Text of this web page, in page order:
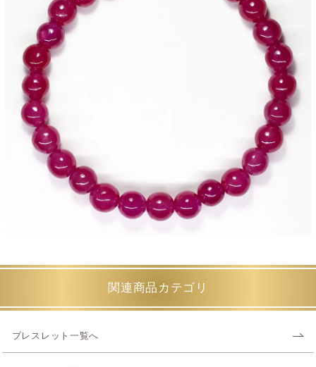
関連商品カテゴリ
ブレスレット一覧へ